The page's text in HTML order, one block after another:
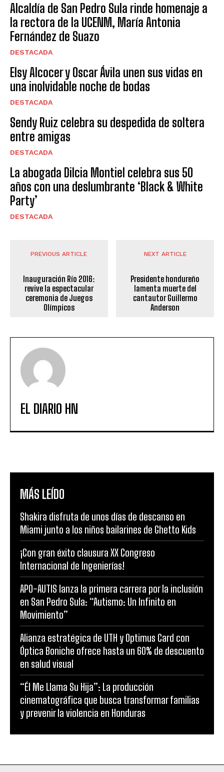
Alcaldía de San Pedro Sula rinde homenaje a
la rectora de la UCENM, María Antonia
Fernández de Suazo
DESTACADA
Elsy Alcocer y Oscar Ávila unen sus vidas en
una inolvidable noche de bodas
DESTACADA
Sendy Ruiz celebra su despedida de soltera
entre amigas
DESTACADA
La abogada Dilcia Montiel celebra sus 50
años con una deslumbrante ‘Black & White
Party’
DESTACADA
PREVIOUS ARTICLE
Inauguración Río 2016:
revive la espectacular
ceremonia de Juegos
Olímpicos
NEXT ARTICLE
Presidente hondureño
lamenta muerte del
cantautor Guillermo
Anderson
EL DIARIO HN
MÁS LEÍDO
Shakira disfruta de unos días de descanso en
Miami junto a los niños bailarines de Ghetto Kids
¡Con gran éxito clausura XX Congreso
Internacional de Ingenierías!
APO-AUTIS lanza la primera carrera por la inclusión
en San Pedro Sula: “Autismo: Un Infinito en
Movimiento”
Alianza estratégica de UTH y Optimus Card con
Óptica Boniche ofrece hasta un 60% de descuento
en salud visual
“Él Me Llama Su Hija”: La producción
cinematográfica que busca transformar familias
y prevenir la violencia en Honduras